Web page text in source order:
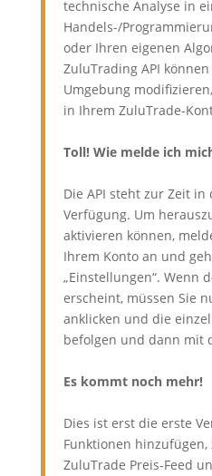
technische Analyse in
Handels-/
oder Ihren eigenen
ZuluTrading API
Umgebung
in Ihrem ZuluTrade-
Toll! Wie melde ich
Die API steht zur Zeit
Verfügung. Um
aktivieren können,
Ihrem Konto an und
„Einstellungen“. Wenn
erscheint, müssen Sie
anklicken und die
befolgen und dann mit
Es kommt noch mehr!
Dies ist erst die erste
Funktionen
ZuluTrade Preis-Feed